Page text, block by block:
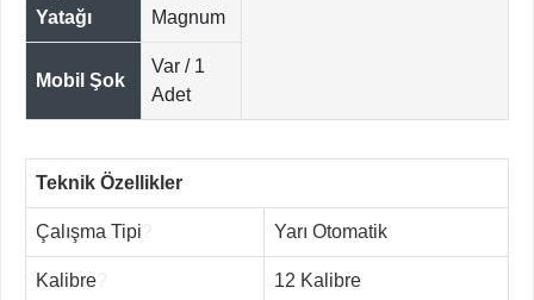
Yatağı
Magnum
Mobil Şok
Var / 1
Adet
Teknik Özellikler
Çalışma Tipi Yarı Otomatik
Kalibre 12 Kalibre